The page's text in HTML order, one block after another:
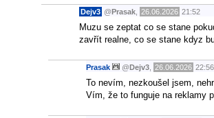
Dejv3 @Prasak 26.06.2026 21:52
Muzu se zeptat co se stane
zavřít realne, co se stane kdyz
Prasak @Dejv3 26.06.2026 22:56
To nevím, nezkoušel jsem,
Vím, že to funguje na reklamy